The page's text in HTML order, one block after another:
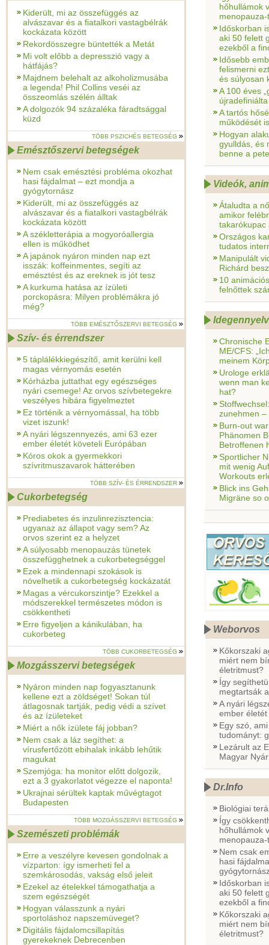
Kiderült, mi az összefüggés az
alvászavar és a fiatalkori vastagbélrák
kockázata között
Rekordösszegre büntették a Metát
Mi volt előbb a depresszió vagy a
hátfájás?
Majdnem belehalt az alkoholizmusába
a legenda! Phil Collins veséi az
összeomlás szélén álltak
A dolgozók 94 százaléka fáradtsággal
küzd
TÖBB PSZICHÉS BETEGSÉG
Emésztőszervi betegségek
Nem csak emésztési probléma okozhat
hasi fájdalmat – ezt mondja a
gyógytornász
Kiderült, mi az összefüggés az
alvászavar és a fiatalkori vastagbélrák
kockázata között
A székletterápia a mogyoróallergia
ellen is működhet
A japánok nyáron minden nap ezt
isszák: koffeinmentes, segíti az
emésztést és az ereknek is jót tesz
A kurkuma hatása az ízületi
porckopásra: Milyen problémákra jó
még?
TÖBB EMÉSZTŐSZERVI BETEGSÉG
Szív- és érrendszer
5 táplálékkiegészítő, amit kerülni kell
magas vérnyomás esetén
Kórházba juttathat egy egészséges
nyári csemege! Az orvos szívbetegekre
veszélyes hibára figyelmeztet
Ez történik a vérnyomással, ha több
vizet iszunk!
A nyári légszennyezés, ami 63 ezer
ember életét követeli Európában
Kóros okok a gyermekkori
szívritmuszavarok hátterében
TÖBB SZÍV- ÉS ÉRRENDSZER
Cukorbetegség
Prediabetes és inzulinrezisztencia:
ugyanaz az állapot vagy sem? Az
orvos szerint ez a helyzet
A súlyosabb menopauzás tünetek
összefügghetnek a cukorbetegséggel
Ezek a mindennapi szokások is
növelhetik a cukorbetegség kockázatát
Magas a vércukorszintje? Ezekkel a
módszerekkel természetes módon is
csökkentheti
Erre figyeljen a kánikulában, ha
cukorbeteg
TÖBB CUKORBETEGSÉG
Mozgásszervi betegségek
Nyáron minden nap fogyasztanunk
kellene ezt a zöldséget! Sokan túl
átlagosnak tartják, pedig védi a szívet
és az ízületeket
Miért a nők ízülete fáj jobban?
Nem csak a láz segíthet: a
vírusfertőzött ebihalak inkább lehűtik
magukat
Szemjóga: ha monitor előtt dolgozik,
ezt a 3 gyakorlatot végezze el naponta!
Ukrajnai sérültek kaptak művégtagot
Budapesten
TÖBB MOZGÁSSZERVI BETEGSÉG
Szemészeti problémák
Erre a veszélyre kevesen gondolnak a
vízparton: így ismerheti fel a
szemkárosodás, vakság első jeleit
Ezekel az ételekkel támogathatja a
szem egészségét
Hogyan válasszunk a nyári
sportoláshoz napszemüveget?
Digitális fájdalomcsillapítás
gyerekeknek Debrecenben
hőhullámok
Időskorban
aki 50 felett
ezekből a
Idősebb
felismerni
és súlyosan
A 100 éves
A tartós
működését
Hogyan
gyulldás, és
benne a
Videók,
Átaludta a
amikor
takarókupac
Országos
tudatos
Manipulált
Richárd
10
felnőttek
Chronische
ME/CFS:
meinem
Urologe
wenn man
hat?
zunehmen
Burn-out
Phänomen
Betroffenen
Sportlicher
mit wenig
Workouts
Blick ins
Migräne so
Weborvos
Kőkorszaki
miért nem
életritmust?
Így
megtartsák
A nyári
ember
Egy szó,
tudományt:
Lezárult az
Magyar
Dr.Info
Biológiai
Így
hőhullámok
Nem csak
hasi
Időskorban
aki 50 felett
ezekből a
Kőkorszaki
miért nem
életritmust?